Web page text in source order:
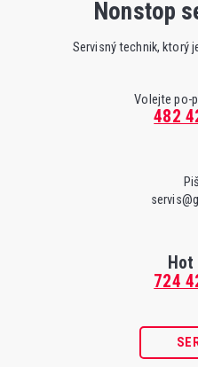
Nonstop
Servisný technik, ktorý
Volejte po-
482
724